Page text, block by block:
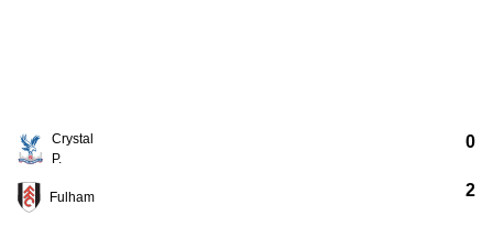
Crystal
P.
Fulham
0
2